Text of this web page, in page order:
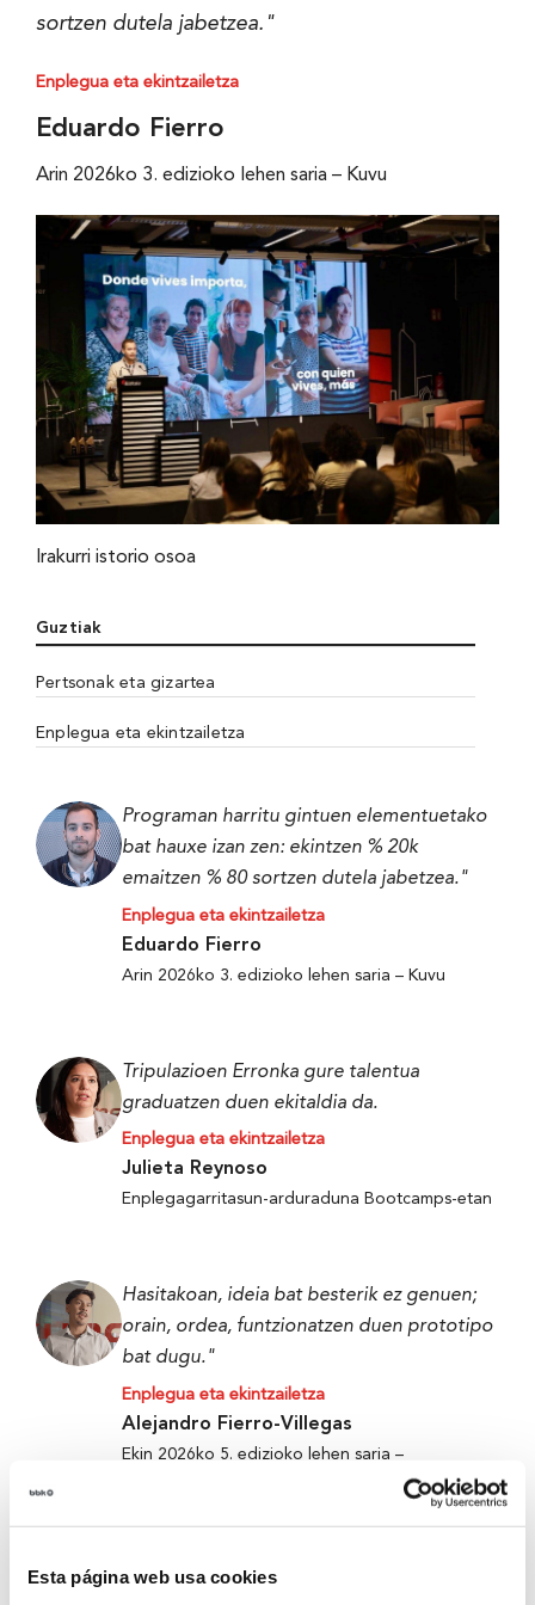
Esta página web usa cookies
sortzen dutela jabetzea."
Enplegua eta ekintzailetza
Eduardo Fierro
Arin 2026ko 3. edizioko lehen saria – Kuvu
Irakurri istorio osoa
Guztiak
Pertsonak eta gizartea
Enplegua eta ekintzailetza
Programan harritu gintuen elementuetako
bat hauxe izan zen: ekintzen % 20k
emaitzen % 80 sortzen dutela jabetzea."
Enplegua eta ekintzailetza
Eduardo Fierro
Arin 2026ko 3. edizioko lehen saria – Kuvu
Tripulazioen Erronka gure talentua
graduatzen duen ekitaldia da.
Enplegua eta ekintzailetza
Julieta Reynoso
Enplegagarritasun-arduraduna Bootcamps-etan
Hasitakoan, ideia bat besterik ez genuen;
orain, ordea, funtzionatzen duen prototipo
bat dugu."
Enplegua eta ekintzailetza
Alejandro Fierro-Villegas
Ekin 2026ko 5. edizioko lehen saria –
Tripulazioen Erronka gure talentua